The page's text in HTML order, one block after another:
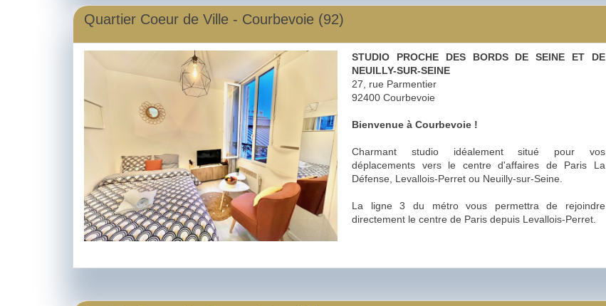
Quartier Coeur de Ville - Courbevoie (92)
STUDIO PROCHE DES BORDS DE SEINE ET DE
NEUILLY-SUR-SEINE
27, rue Parmentier
92400 Courbevoie
Bienvenue à Courbevoie !
Charmant studio idéalement situé pour vos
déplacements vers le centre d'affaires de Paris La
Défense, Levallois-Perret ou Neuilly-sur-Seine.
La ligne 3 du métro vous permettra de rejoindre
directement le centre de Paris depuis Levallois-Perret.